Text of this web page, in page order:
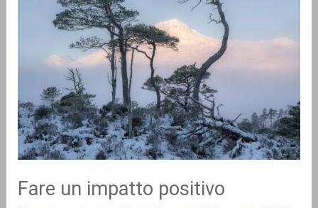
Fare un impatto positivo